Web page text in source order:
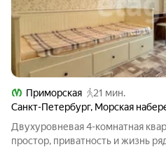
Приморская
21 мин.
Санкт-Петербург, Морская
Двухуровневая 4-комнатная
простор, приватность и жизнь